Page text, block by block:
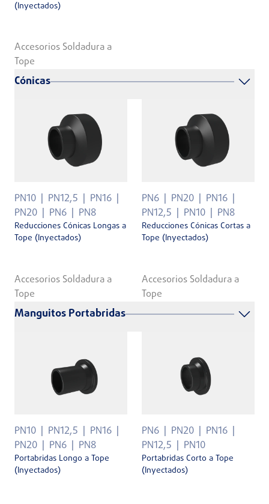
(Inyectados)
Accesorios Soldadura a
Tope
Cónicas
PN10 PN12,5
PN16
PN20
PN6 PN8
Reducciones Cónicas Longas a
Tope (Inyectados)
Accesorios Soldadura a
Tope
PN6 PN20
PN16
PN12,5
PN10 PN8
Reducciones Cónicas Cortas a
Tope (Inyectados)
Accesorios Soldadura a
Tope
Manguitos Portabridas
PN10 PN12,5
PN16
PN20
PN6 PN8
Portabridas Longo a Tope
(Inyectados)
PN6 PN20
PN16
PN12,5
PN10
Portabridas Corto a Tope
(Inyectados)